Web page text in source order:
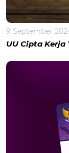
9 September
UU Cipta Kerja